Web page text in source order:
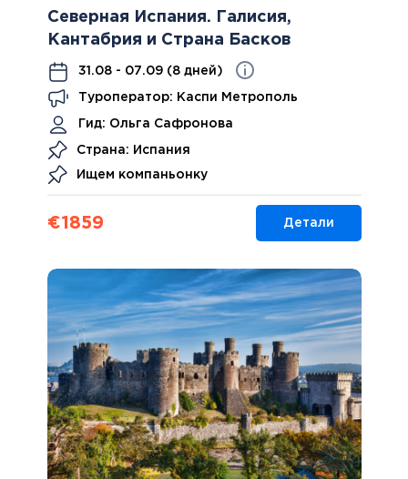
Северная Испания. Галисия,
Кантабрия и Страна Басков
31.08 - 07.09 (8 дней)
Туроператор: Каспи Метрополь
Гид: Ольга Сафронова
Страна: Испания
Ищем компаньонку
€1859 Детали